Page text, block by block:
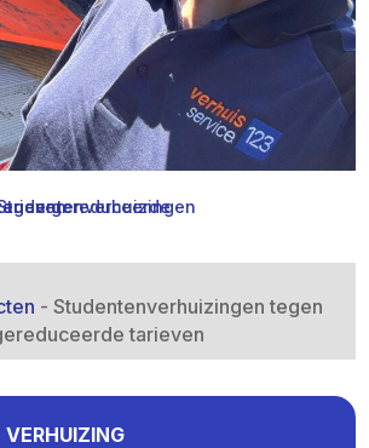
- Studentenverhuizingen tegen
tarieven